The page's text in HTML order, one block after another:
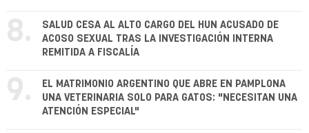
8.
SALUD CESA AL ALTO CARGO DEL HUN ACUSADO DE
ACOSO SEXUAL TRAS LA INVESTIGACIÓN INTERNA
REMITIDA A FISCALÍA
9.
EL MATRIMONIO ARGENTINO QUE ABRE EN PAMPLONA
UNA VETERINARIA SOLO PARA GATOS: "NECESITAN UNA
ATENCIÓN ESPECIAL"